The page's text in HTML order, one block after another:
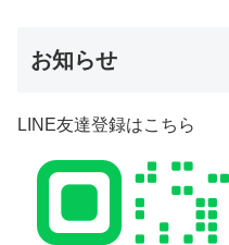
お知らせ
LINE友達登録はこちら